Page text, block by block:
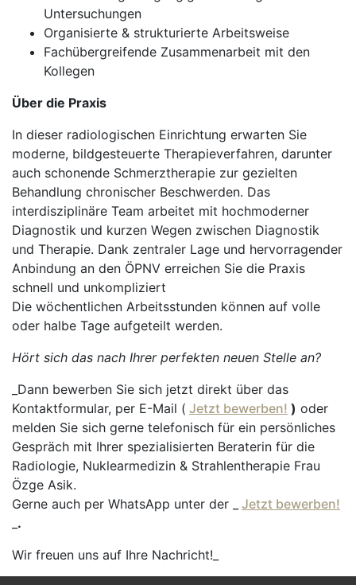
Untersuchungen
Organisierte & strukturierte Arbeitsweise
Fachübergreifende Zusammenarbeit mit den
Kollegen
Über die Praxis
In dieser radiologischen Einrichtung erwarten Sie
moderne, bildgesteuerte Therapieverfahren, darunter
auch schonende Schmerztherapie zur gezielten
Behandlung chronischer Beschwerden. Das
interdisziplinäre Team arbeitet mit hochmoderner
Diagnostik und kurzen Wegen zwischen Diagnostik
und Therapie. Dank zentraler Lage und hervorragender
Anbindung an den ÖPNV erreichen Sie die Praxis
schnell und unkompliziert
Die wöchentlichen Arbeitsstunden können auf volle
oder halbe Tage aufgeteilt werden.
Hört sich das nach Ihrer perfekten neuen Stelle an?
_Dann bewerben Sie sich jetzt direkt über das
Kontaktformular, per E-Mail ( Jetzt bewerben! ) oder
melden Sie sich gerne telefonisch für ein persönliches
Gespräch mit Ihrer spezialisierten Beraterin für die
Radiologie, Nuklearmedizin & Strahlentherapie Frau
Özge Asik.
Gerne auch per WhatsApp unter der _
Jetzt bewerben!
.
Wir freuen uns auf Ihre Nachricht!_